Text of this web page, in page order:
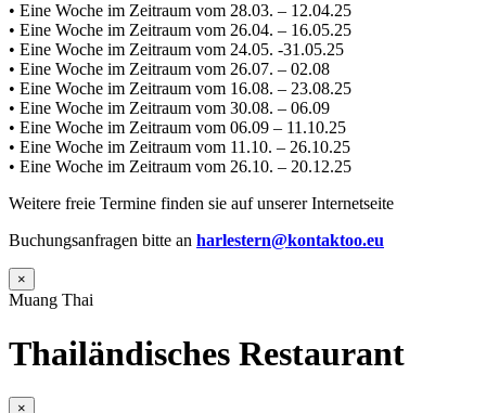
• Eine Woche im Zeitraum vom 28.03. – 12.04.25
• Eine Woche im Zeitraum vom 26.04. – 16.05.25
• Eine Woche im Zeitraum vom 24.05. -31.05.25
• Eine Woche im Zeitraum vom 26.07. – 02.08
• Eine Woche im Zeitraum vom 16.08. – 23.08.25
• Eine Woche im Zeitraum vom 30.08. – 06.09
• Eine Woche im Zeitraum vom 06.09 – 11.10.25
• Eine Woche im Zeitraum vom 11.10. – 26.10.25
• Eine Woche im Zeitraum vom 26.10. – 20.12.25
Weitere freie Termine finden sie auf unserer Internetseite
Buchungsanfragen bitte an harlestern@kontaktoo.eu
×
Muang Thai
Thailändisches Restaurant
×